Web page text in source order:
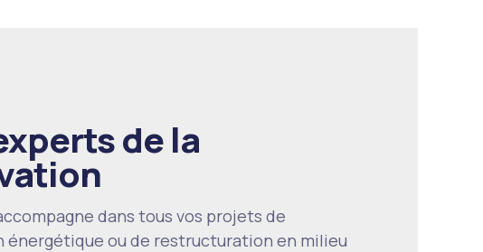
de la
dans tous vos projets de
énergétique ou de restructuration en milieu